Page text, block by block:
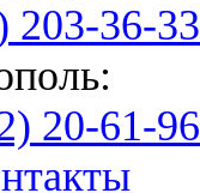
203-36-33
20-61-96